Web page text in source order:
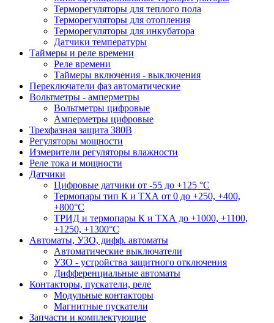
Терморегуляторы для теплого пола
Терморегуляторы для отопления
Терморегуляторы для инкубатора
Датчики температуры
Таймеры и реле времени
Реле времени
Таймеры включения - выключения
Переключатели фаз автоматические
Вольтметры - амперметры
Вольтметры цифровые
Амперметры цифровые
Трехфазная защита 380В
Регуляторы мощности
Измерители регуляторы влажности
Реле тока и мощности
Датчики
Цифровые датчики от -55 до +125 °С
Термопары тип К и ТХА от 0 до +250, +400,
+800°C
ТРИД и термопары К и ТХА до +1000, +1100,
+1250, +1300°C
Автоматы, УЗО, дифф. автоматы
Автоматические выключатели
УЗО - устройства защитного отключения
Дифференциальные автоматы
Контакторы, пускатели, реле
Модульные контакторы
Магнитные пускатели
Запчасти и комплектующие